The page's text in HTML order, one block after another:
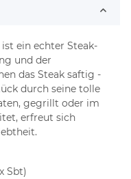
ein echter Steak-
und der
das Steak saftig -
durch seine tolle
gegrillt oder im
erfreut sich
Sbt)